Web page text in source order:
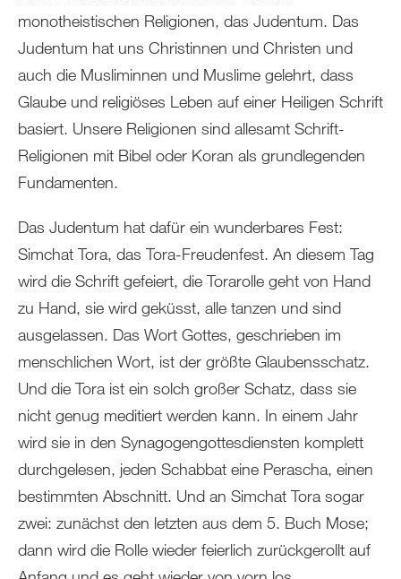
monotheistischen Religionen, das Judentum. Das
Judentum hat uns Christinnen und Christen und
auch die Musliminnen und Muslime gelehrt, dass
Glaube und religiöses Leben auf einer Heiligen Schrift
basiert. Unsere Religionen sind allesamt Schrift-
Religionen mit Bibel oder Koran als grundlegenden
Fundamenten.
Das Judentum hat dafür ein wunderbares Fest:
Simchat Tora, das Tora-Freudenfest. An diesem Tag
wird die Schrift gefeiert, die Torarolle geht von Hand
zu Hand, sie wird geküsst, alle tanzen und sind
ausgelassen. Das Wort Gottes, geschrieben im
menschlichen Wort, ist der größte Glaubensschatz.
Und die Tora ist ein solch großer Schatz, dass sie
nicht genug meditiert werden kann. In einem Jahr
wird sie in den Synagogengottesdiensten komplett
durchgelesen, jeden Schabbat eine Perascha, einen
bestimmten Abschnitt. Und an Simchat Tora sogar
zwei: zunächst den letzten aus dem 5. Buch Mose;
dann wird die Rolle wieder feierlich zurückgerollt auf